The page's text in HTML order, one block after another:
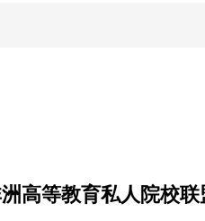
高等教育私人院校联